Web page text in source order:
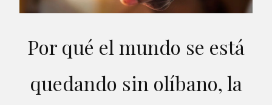
Por qué el mundo se está
quedando sin olíbano, la